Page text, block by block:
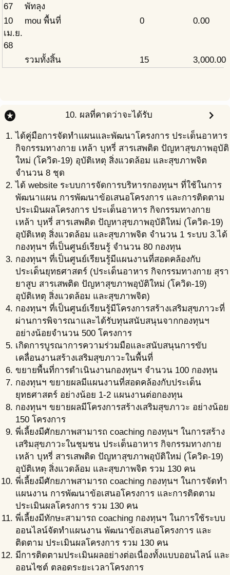
67
พัทลุง
10
เม.ย.
68
mou พื้นที่ 0 0.00
รวมทั้งสิ้น 15 3,000.00
stars 10. ผลที่คาดว่าจะได้รับ chevron_right
ได้คู่มือการจัดทำแผนและพัฒนาโครงการ ประเด็นอาหาร
กิจกรรมทางกาย เหล้า บุหรี่ สารเสพติด ปัญหาสุขภาพอุบัติ
ใหม่ (โควิด-19) อุบัติเหตุ สิ่งแวดล้อม และสุขภาพจิต
จำนวน 8 ชุด
ได้ website ระบบการจัดการบริหารกองทุนฯ ที่ใช้ในการ
พัฒนาแผน การพัฒนาข้อเสนอโครงการ และการติดตาม
ประเมินผลโครงการ ประเด็นอาหาร กิจกรรมทางกาย
เหล้า บุหรี่ สารเสพติด ปัญหาสุขภาพอุบัติใหม่ (โควิด-19)
อุบัติเหตุ สิ่งแวดล้อม และสุขภาพจิต จำนวน 1 ระบบ 3.ได้
กองทุนฯ ที่เป็นศูนย์เรียนรู้ จำนวน 80 กองทุน
กองทุนฯ ที่เป็นศูนย์เรียนรู้มีแผนงานที่สอดคล้องกับ
ประเด็นยุทธศาสตร์ (ประเด็นอาหาร กิจกรรมทางกาย สุรา
ยาสูบ สารเสพติด ปัญหาสุขภาพอุบัติใหม่ (โควิด-19)
อุบัติเหตุ สิ่งแวดล้อม และสุขภาพจิต)
กองทุนฯ ที่เป็นศูนย์เรียนรู้มีโครงการสร้างเสริมสุขภาวะที่
ผ่านการพิจารณาและได้รับทุนสนับสนุนจากกองทุนฯ
อย่างน้อยจำนวน 500 โครงการ
เกิดการบูรณาการความร่วมมือและสนับสนุนการขับ
เคลื่อนงานสร้างเสริมสุขภาวะในพื้นที่
ขยายพื้นที่การดำเนินงานกองทุนฯ จำนวน 100 กองทุน
กองทุนฯ ขยายผลมีแผนงานที่สอดคล้องกับประเด็น
ยุทธศาสตร์ อย่างน้อย 1-2 แผนงานต่อกองทุน
กองทุนฯ ขยายผลมีโครงการสร้างเสริมสุขภาวะ อย่างน้อย
150 โครงการ
พี่เลี้ยงมีศักยภาพสามารถ coaching กองทุนฯ ในการสร้าง
เสริมสุขภาวะในชุมชน ประเด็นอาหาร กิจกรรมทางกาย
เหล้า บุหรี่ สารเสพติด ปัญหาสุขภาพอุบัติใหม่ (โควิด-19)
อุบัติเหตุ สิ่งแวดล้อม และสุขภาพจิต รวม 130 คน
พี่เลี้ยงมีศักยภาพสามารถ coaching กองทุนฯ ในการจัดทำ
แผนงาน การพัฒนาข้อเสนอโครงการ และการติดตาม
ประเมินผลโครงการ รวม 130 คน
พี่เลี้ยงมีทักษะสามารถ coaching กองทุนฯ ในการใช้ระบบ
ออนไลน์จัดทำแผนงาน พัฒนาข้อเสนอโครงการ และ
ติดตาม ประเมินผลโครงการ รวม 130 คน
มีการติดตามประเมินผลอย่างต่อเนื่องทั้งแบบออนไลน์ และ
ออนไซต์ ตลอดระยะเวลาโครงการ